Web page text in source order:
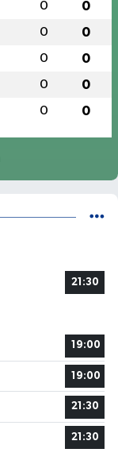
0 0
0 0
0 0
0 0
0 0
21:30
19:00
19:00
21:30
21:30